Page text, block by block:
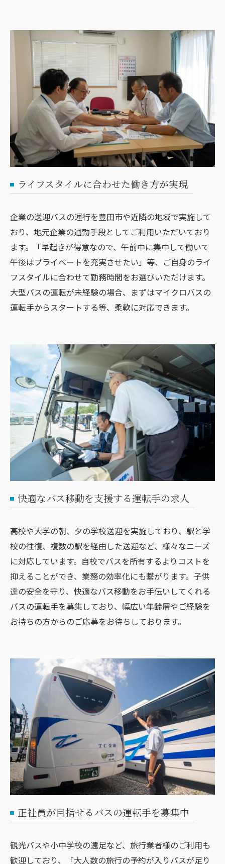
ライフスタイルに合わせた働き方が実現
企業の送迎バスの運行を豊田市や近隣の地域で実施して
おり、地元企業の通勤手段としてご利用いただいており
ます。「早起きが得意なので、午前中に集中して働いて
午後はプライベートを充実させたい」等、ご自身のライ
フスタイルに合わせて勤務時間をお選びいただけます。
大型バスの運転が未経験の場合、まずはマイクロバスの
運転手からスタートする等、柔軟に対応できます。
快適なバス移動を支援する運転手の求人
高校や大学の朝、夕の学校送迎を実施しており、駅と学
校の往復、複数の駅を経由した送迎など、様々なニーズ
に対応しています。自校でバスを所有するよりコストを
抑えることができ、業務の効率化にも繋がります。子供
達の安全を守り、快適なバス移動をお手伝いしてくれる
バスの運転手を募集しており、幅広い年齢層やご経験を
お持ちの方からのご応募をお待ちしております。
正社員が目指せるバスの運転手を募集中
観光バスや小中学校の遠足など、旅行業者様のご利用も
歓迎しており、「大人数の旅行の予約が入りバスが足り